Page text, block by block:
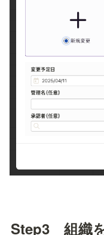
Step3　組織